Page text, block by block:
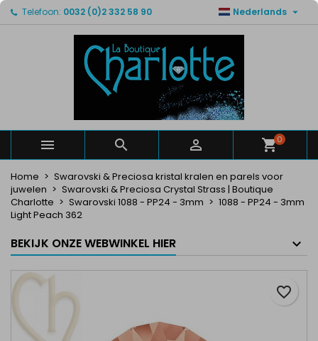
Telefoon: 0032 (0)2 332 58 90 Nederlands 
   0
Home
Swarovski & Preciosa kristal kralen en parels voor
juwelen
Swarovski & Preciosa Crystal Strass | Boutique
Charlotte
Swarovski 1088 - PP24 - 3mm
1088 - PP24 - 3mm
Light Peach 362
BEKIJK ONZE WEBWINKEL HIER
favorite_border
Mijn verlanglijsten ×
Maak een lijst
Maak een verlanglijst ×
Verlanglijst naam
Annuleren Maak een verlanglijst
Inloggen ×
U moet ingelogd zijn om producten in uw verlanglijst
Annuleren Inloggen